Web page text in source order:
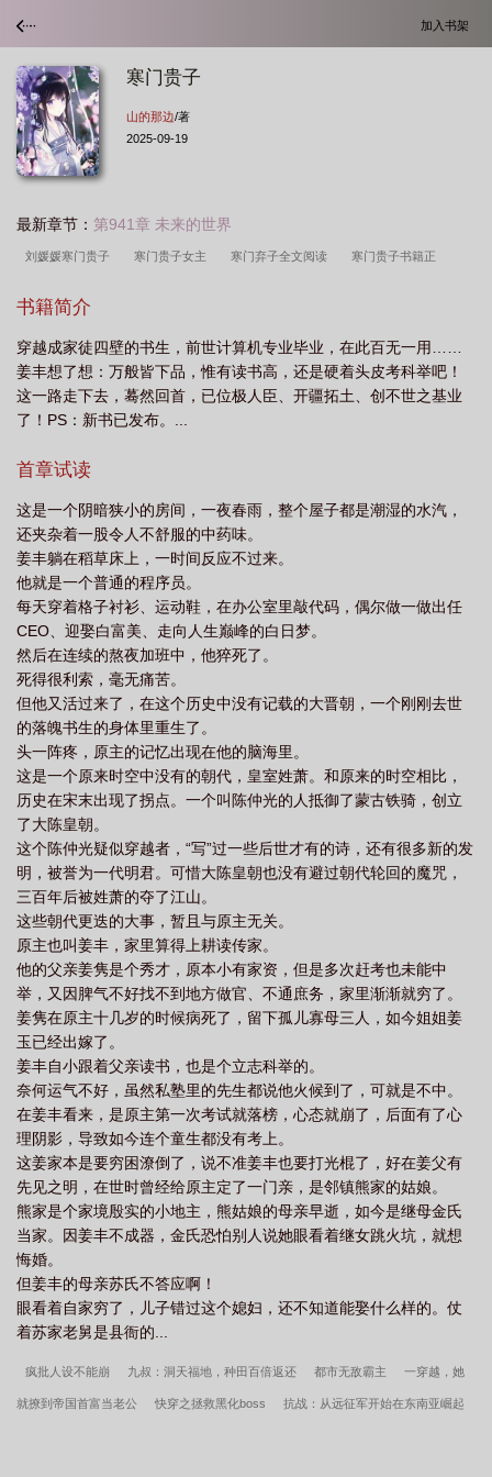
加入书架
寒门贵子
山的那边/著
2025-09-19
最新章节： 第941章 未来的世界
刘媛媛寒门贵子 寒门贵子女主 寒门弃子全文阅读 寒门贵子书籍正
门贵子山的那边
电子版 寒门贵子庞众望 寒门贵子小少焱 寒门贵子庞众望视频 寒门贵子
地黄丸 寒门贵子免费阅读全文 寒门贵子刘媛媛 寒门贵子小夫郎他又娇又
野 寒门贵子姜丰免费阅读
熊楚楚 寒门贵子TXT
取 寒门贵子完整版视频 寒门贵子萧尘笔趣阁 寒门贵子家养小夫郎又娇又
野 寒门贵子家养小夫郎 寒门贵子免费阅读
样 寒门贵子女主角有几个
2025 寒门贵子百度百科
书籍简介
穿越成家徒四壁的书生，前世计算机专业毕业，在此百无一用……
姜丰想了想：万般皆下品，惟有读书高，还是硬着头皮考科举吧！
这一路走下去，蓦然回首，已位极人臣、开疆拓土、创不世之基业
了！PS：新书已发布。...
首章试读
这是一个阴暗狭小的房间，一夜春雨，整个屋子都是潮湿的水汽，
还夹杂着一股令人不舒服的中药味。
姜丰躺在稻草床上，一时间反应不过来。
他就是一个普通的程序员。
每天穿着格子衬衫、运动鞋，在办公室里敲代码，偶尔做一做出任
CEO、迎娶白富美、走向人生巅峰的白日梦。
然后在连续的熬夜加班中，他猝死了。
死得很利索，毫无痛苦。
但他又活过来了，在这个历史中没有记载的大晋朝，一个刚刚去世
的落魄书生的身体里重生了。
头一阵疼，原主的记忆出现在他的脑海里。
这是一个原来时空中没有的朝代，皇室姓萧。和原来的时空相比，
历史在宋末出现了拐点。一个叫陈仲光的人抵御了蒙古铁骑，创立
了大陈皇朝。
这个陈仲光疑似穿越者，“写”过一些后世才有的诗，还有很多新的发
明，被誉为一代明君。可惜大陈皇朝也没有避过朝代轮回的魔咒，
三百年后被姓萧的夺了江山。
这些朝代更迭的大事，暂且与原主无关。
原主也叫姜丰，家里算得上耕读传家。
他的父亲姜隽是个秀才，原本小有家资，但是多次赶考也未能中
举，又因脾气不好找不到地方做官、不通庶务，家里渐渐就穷了。
姜隽在原主十几岁的时候病死了，留下孤儿寡母三人，如今姐姐姜
玉已经出嫁了。
姜丰自小跟着父亲读书，也是个立志科举的。
奈何运气不好，虽然私塾里的先生都说他火候到了，可就是不中。
在姜丰看来，是原主第一次考试就落榜，心态就崩了，后面有了心
理阴影，导致如今连个童生都没有考上。
这姜家本是要穷困潦倒了，说不准姜丰也要打光棍了，好在姜父有
先见之明，在世时曾经给原主定了一门亲，是邻镇熊家的姑娘。
熊家是个家境殷实的小地主，熊姑娘的母亲早逝，如今是继母金氏
当家。因姜丰不成器，金氏恐怕别人说她眼看着继女跳火坑，就想
悔婚。
但姜丰的母亲苏氏不答应啊！
眼看着自家穷了，儿子错过这个媳妇，还不知道能娶什么样的。仗
着苏家老舅是县衙的...
疯批人设不能崩 九叔：洞天福地，种田百倍返还 都市无敌霸主 一穿越，她
就撩到帝国首富当老公 快穿之拯救黑化boss 抗战：从远征军开始在东南亚崛起